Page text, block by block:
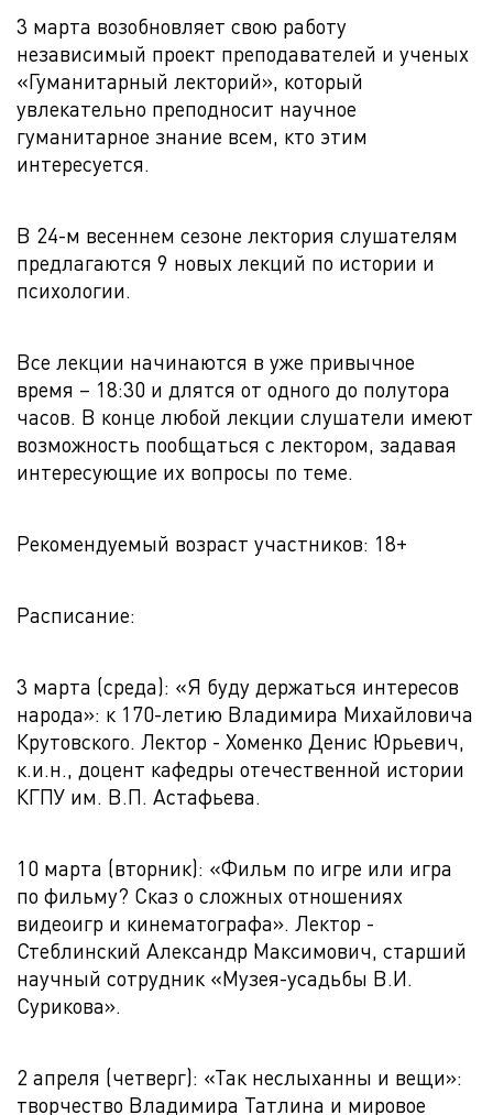
3 марта возобновляет свою работу
независимый проект преподавателей и ученых
«Гуманитарный лекторий», который
увлекательно преподносит научное
гуманитарное знание всем, кто этим
интересуется.
В 24-м весеннем сезоне лектория слушателям
предлагаются 9 новых лекций по истории и
психологии.
Все лекции начинаются в уже привычное
время – 18:30 и длятся от одного до полутора
часов. В конце любой лекции слушатели имеют
возможность пообщаться с лектором, задавая
интересующие их вопросы по теме.
Рекомендуемый возраст участников: 18+
Расписание:
3 марта (среда): «Я буду держаться интересов
народа»: к 170-летию Владимира Михайловича
Крутовского. Лектор - Хоменко Денис Юрьевич,
к.и.н., доцент кафедры отечественной истории
КГПУ им. В.П. Астафьева.
10 марта (вторник): «Фильм по игре или игра
по фильму? Сказ о сложных отношениях
видеоигр и кинематографа». Лектор -
Стеблинский Александр Максимович, старший
научный сотрудник «Музея-усадьбы В.И.
Сурикова».
2 апреля (четверг): «Так неслыханны и вещи»:
творчество Владимира Татлина и мировое